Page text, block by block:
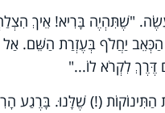
"שֶׁתִּהְיֶה בָּרִיא! אֵיךְ
הַכְּאֵב יַחֲלֹף בְּעֶזְרַת הַשֵּׁם. אַל
דֶּרֶךְ לִקְרֹא לוֹ..."
(!) שֶׁלָּנוּ. בָּרֶגַע